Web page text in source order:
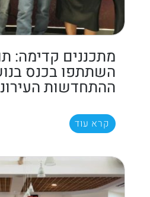
מתכננים קדימה:
השתתפו בכנס
ההתחדשות
קרא עוד